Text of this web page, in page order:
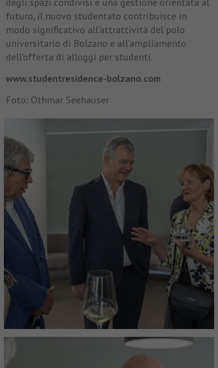
futuro, il nuovo studentato contribuisce in
modo significativo all’attrattività del polo
universitario di Bolzano e all’ampliamento
dell’offerta di alloggi per studenti.
www.studentresidence-bolzano.com
Foto: Othmar Seehauser